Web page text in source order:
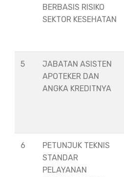
BERBASIS RISIKO
SEKTOR KESEHATAN
5
JABATAN ASISTEN
APOTEKER DAN
ANGKA KREDITNYA
6
PETUNJUK TEKNIS
STANDAR
PELAYANAN